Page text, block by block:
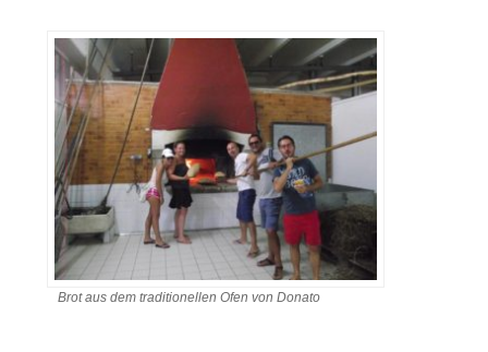
Brot aus dem traditionellen Ofen von Donato